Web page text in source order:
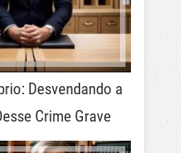
Desvendando a
Crime Grave